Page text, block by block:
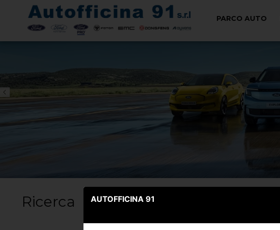
PARCO AUTO
Ricerca Vetrina
AUTOFFICINA 91